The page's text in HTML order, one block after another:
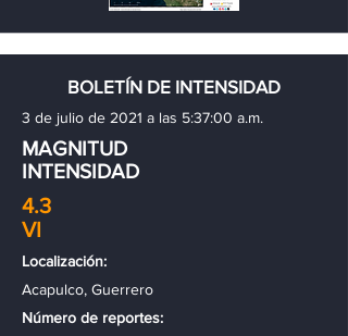
BOLETÍN DE INTENSIDAD
3 de julio de 2021 a las 5:37:00 a.m.
MAGNITUD
INTENSIDAD
4.3
VI
Localización:
Acapulco, Guerrero
Número de reportes: